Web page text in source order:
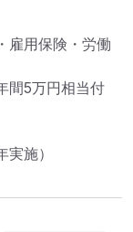
雇用保険・労働
間5万円相当付
施）